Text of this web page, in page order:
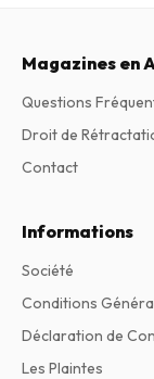
Magazines en
Questions
Droit de
Contact
Informations
Société
Conditions
Déclaration de
Les Plaintes